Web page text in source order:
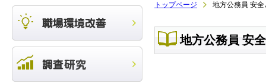
トップページ 地方公務員 安全
地方公務員 安